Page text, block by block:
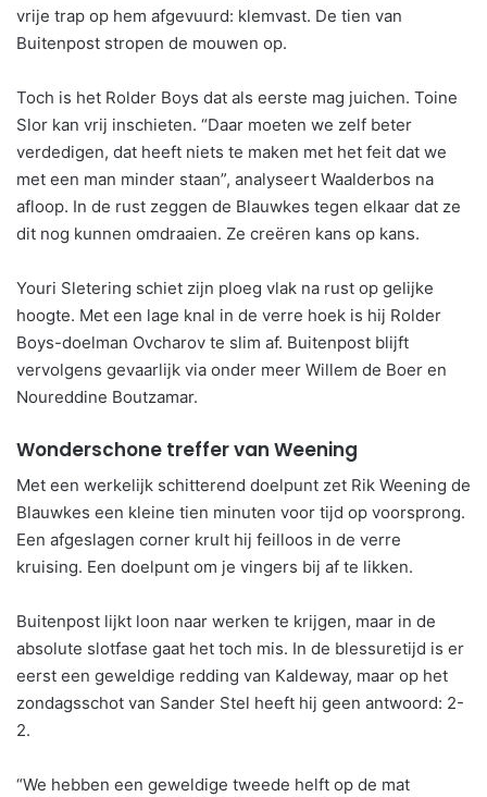
vrije trap op hem afgevuurd: klemvast. De tien van
Buitenpost stropen de mouwen op.
Toch is het Rolder Boys dat als eerste mag juichen. Toine
Slor kan vrij inschieten. “Daar moeten we zelf beter
verdedigen, dat heeft niets te maken met het feit dat we
met een man minder staan”, analyseert Waalderbos na
afloop. In de rust zeggen de Blauwkes tegen elkaar dat ze
dit nog kunnen omdraaien. Ze creëren kans op kans.
Youri Sletering schiet zijn ploeg vlak na rust op gelijke
hoogte. Met een lage knal in de verre hoek is hij Rolder
Boys-doelman Ovcharov te slim af. Buitenpost blijft
vervolgens gevaarlijk via onder meer Willem de Boer en
Noureddine Boutzamar.
Wonderschone treffer van Weening
Met een werkelijk schitterend doelpunt zet Rik Weening de
Blauwkes een kleine tien minuten voor tijd op voorsprong.
Een afgeslagen corner krult hij feilloos in de verre
kruising. Een doelpunt om je vingers bij af te likken.
Buitenpost lijkt loon naar werken te krijgen, maar in de
absolute slotfase gaat het toch mis. In de blessuretijd is er
eerst een geweldige redding van Kaldeway, maar op het
zondagsschot van Sander Stel heeft hij geen antwoord: 2-
2.
“We hebben een geweldige tweede helft op de mat